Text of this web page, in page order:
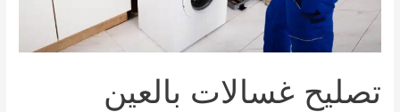
تصليح غسالات بالعين